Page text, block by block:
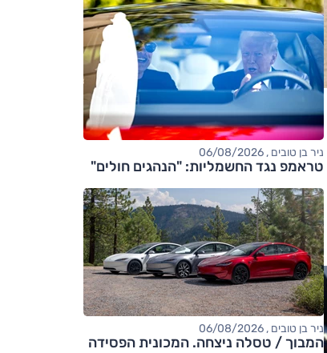
ניר בן טובים , 06/08/2026
טראמפ נגד החשמליות: "הנהגים חולים"
ניר בן טובים , 06/08/2026
המבוך / טסלה ניצחה. המכונית הפסידה